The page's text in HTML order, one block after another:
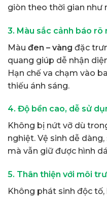
giòn theo thời gian như
3. Màu sắc cảnh báo rõ
Màu đen – vàng đặc
quang giúp dễ nhận
Hạn chế va chạm vào
thiếu ánh sáng.
4. Độ bền cao, dễ sử
Không bị nứt vỡ dù
nghiệt. Vệ sinh dễ
mà vẫn giữ được hình
5. Thân thiện với môi
Không phát sinh độc